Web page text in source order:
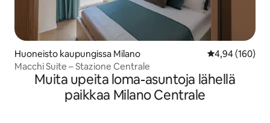
Huoneisto kaupungissa Milano
4,94 (160)
Macchi Suite – Stazione Centrale
Muita upeita loma-asuntoja lähellä
paikkaa Milano Centrale